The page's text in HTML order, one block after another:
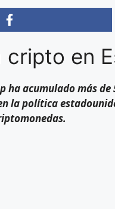
cripto en
ha acumulado más
la política